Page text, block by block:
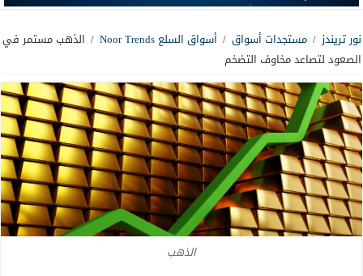
نور تريندز / مستجدات أسواق / أسواق السلع Noor Trends / الذهب مستمر في
الصعود لتصاعد مخاوف التضخم
الذهب